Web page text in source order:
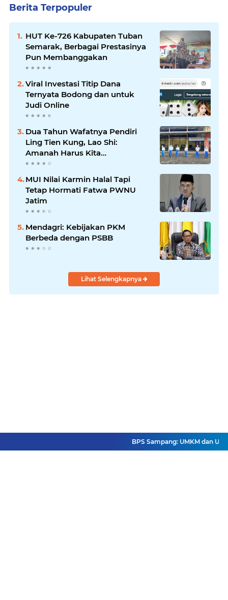
Berita Terpopuler
HUT Ke-726 Kabupaten Tuban
Semarak, Berbagai Prestasinya
Pun Membanggakan
Viral Investasi Titip Dana
Ternyata Bodong dan untuk
Judi Online
Dua Tahun Wafatnya Pendiri
Ling Tien Kung, Lao Shi:
Amanah Harus Kita
Laksanakan!
MUI Nilai Karmin Halal Tapi
Tetap Hormati Fatwa PWNU
Jatim
Mendagri: Kebijakan PKM
Berbeda dengan PSBB
Lihat Selengkapnya
BPS Sampang: UMKM dan